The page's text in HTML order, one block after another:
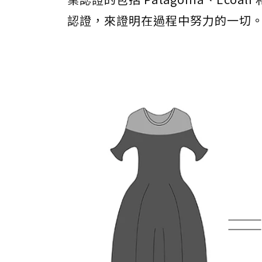
認證，來證明在過程中努力的一切